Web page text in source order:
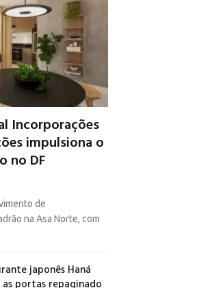
Incorporações
impulsiona o
no DF
de
na Asa Norte, com
japonês Haná